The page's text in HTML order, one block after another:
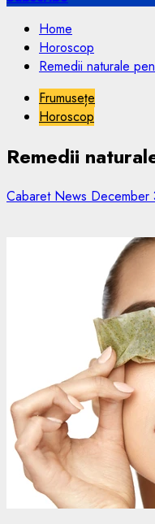
Home
Horoscop
Remedii naturale
Frumusețe
Horoscop
Remedii
Cabaret News